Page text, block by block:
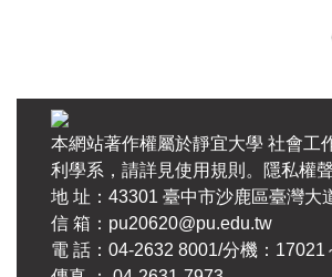
本網站著作權屬於靜宜大學 社會工
利學系，請詳見使用規則。隱私權
地 址：43301 臺中市沙鹿區臺灣
信 箱：pu20620@pu.edu.tw
電 話：04-2632 8001/分機：17021